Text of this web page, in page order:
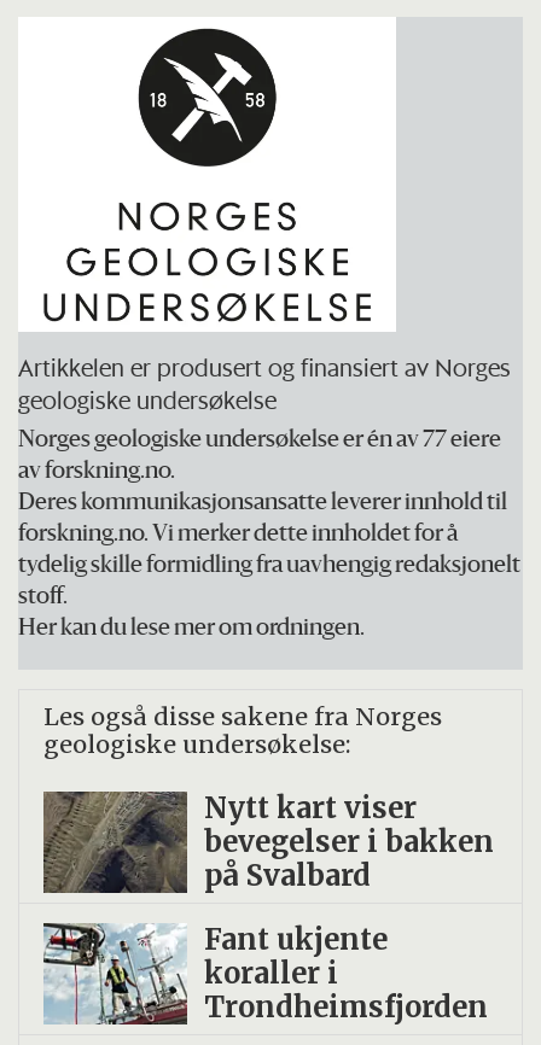
Artikkelen er produsert og finansiert av Norges
geologiske undersøkelse
Norges geologiske undersøkelse er én av 77 eiere
av forskning.no.
Deres kommunikasjonsansatte leverer innhold til
forskning.no. Vi merker dette innholdet for å
tydelig skille formidling fra uavhengig redaksjonelt
stoff.
Her kan du lese mer om ordningen.
Les også disse sakene fra Norges
geologiske undersøkelse:
Nytt kart viser
bevegelser i bakken
på Svalbard
Fant ukjente
koraller i
Trondheimsfjorden